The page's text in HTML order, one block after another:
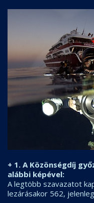
+ 1. A Közönségdíj
alábbi képével:
A legtöbb szavazatot
lezárásakor 562,